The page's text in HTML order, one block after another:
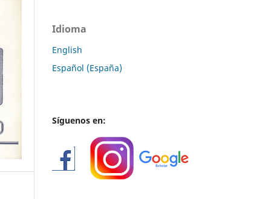
Idioma
English
Español (España)
Síguenos en: